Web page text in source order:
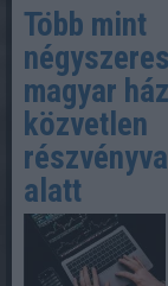
Több mint
magyar
közvetlen
alatt